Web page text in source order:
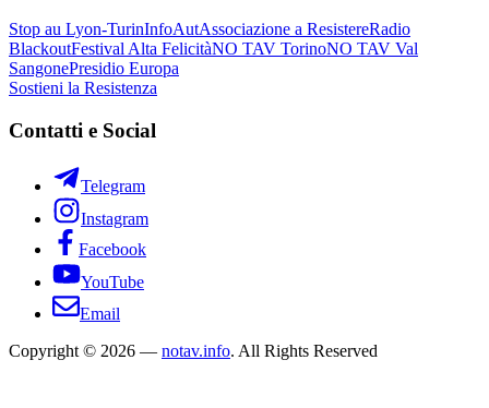
Stop au Lyon-TurinInfoAutAssociazione a ResistereRadio
BlackoutFestival Alta FelicitàNO TAV TorinoNO TAV Val
SangonePresidio Europa
Sostieni la Resistenza
Contatti e Social
Telegram
Instagram
Facebook
YouTube
Email
Copyright © 2026 — notav.info. All Rights Reserved